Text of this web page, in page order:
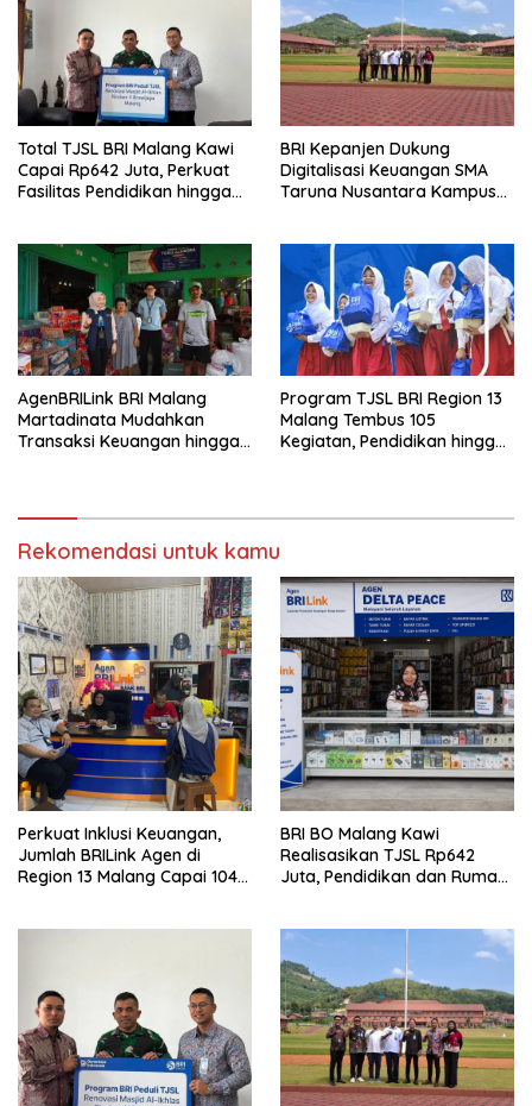
Total TJSL BRI Malang Kawi
Capai Rp642 Juta, Perkuat
Fasilitas Pendidikan hingga
BRI Kepanjen Dukung
Digitalisasi Keuangan SMA
Taruna Nusantara Kampus
AgenBRILink BRI Malang
Martadinata Mudahkan
Transaksi Keuangan hingga
Program TJSL BRI Region 13
Malang Tembus 105
Kegiatan, Pendidikan hingga
Rekomendasi untuk kamu
Perkuat Inklusi Keuangan,
Jumlah BRILink Agen di
Region 13 Malang Capai 104
BRI BO Malang Kawi
Realisasikan TJSL Rp642
Juta, Pendidikan dan Rumah